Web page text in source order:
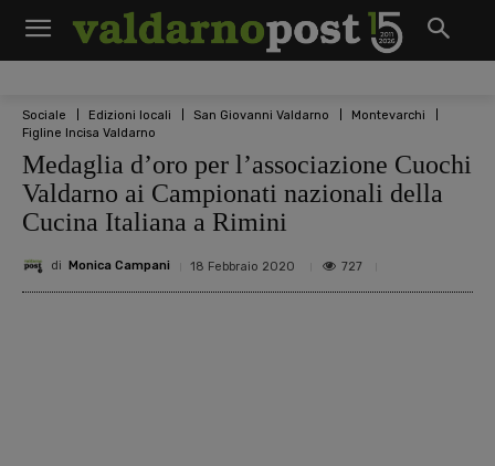
Sociale Edizioni locali San Giovanni Valdarno
Montevarchi
Figline Incisa Valdarno
Medaglia d’oro per l’associazione Cuochi
Valdarno ai Campionati nazionali della
Cucina Italiana a Rimini
di Monica Campani 18 Febbraio 2020 727